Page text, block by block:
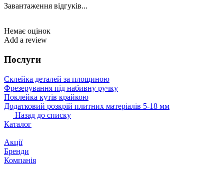
Завантаження відгуків...
Немає оцінок
Add a review
Послуги
Склейка деталей за площиною
Фрезерування під набивну ручку
Поклейка кутів крайкою
Додатковий розкрій плитних матеріалів 5-18 мм
Назад до списку
Каталог
Акції
Бренди
Компанія